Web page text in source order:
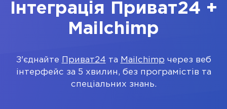
Інтеграція Приват24 +
Mailchimp
З'єднайте Приват24 та Mailchimp через веб
інтерфейс за 5 хвилин, без програмістів та
спеціальних знань.